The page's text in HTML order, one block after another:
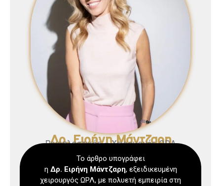
Δρ. Ειρήνη Μάντζαρη
Ρινοπλαστικός – Χειρουργός ΩΡΛ
Το άρθρο υπογράφει
η Δρ. Ειρήνη Μάντζαρη, εξειδικευμένη
χειρουργός ΩΡΛ, με πολυετή εμπειρία στη